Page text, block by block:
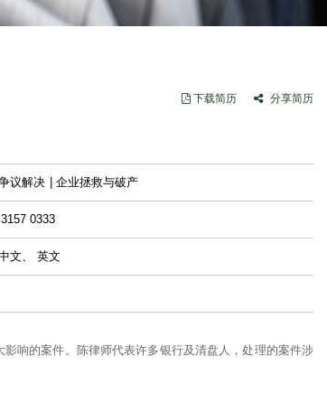
下载简历 分享简历
议解决 企业拯救与破产
0333
文、 英文
响的案件。陈律师代表许多银行及清盘人，处理的案件涉